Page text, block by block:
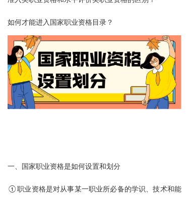
如何才能进入 国家职业资格目录？
一、 国家职业资格是如何设置和划分
①职业资格是对从事某一职业所必备的学识、技术和能